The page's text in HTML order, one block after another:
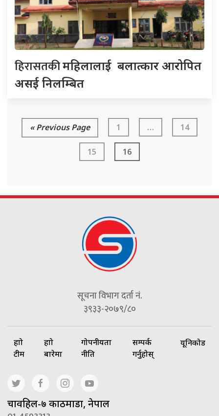
हिरासतकीमहिलालाई बलात्कार आरोपित
असई निलम्बित
« Previous Page 1 … 14
15 16
सूचना विभाग दर्ता नं.
३९३३-२०७९/८०
हाम्रो
टीम
हाम्रो
बारेमा
गोपनीयता
नीति
सम्पर्क
गर्नुहोस्
यूनिकोड
चावहिल-७ काठमाडौं, नेपाल